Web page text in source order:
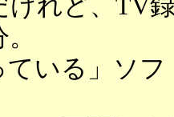
けれど、TV
ている」ソ